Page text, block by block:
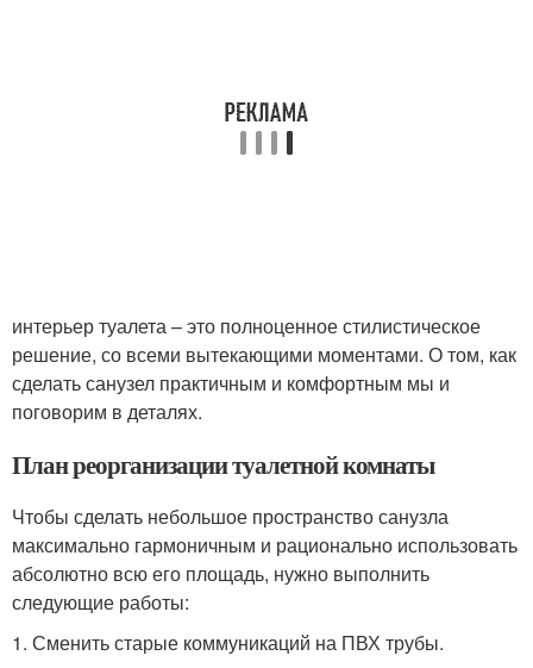
интерьер туалета – это полноценное стилистическое
решение, со всеми вытекающими моментами. О том, как
сделать санузел практичным и комфортным мы и
поговорим в деталях.
План реорганизации туалетной комнаты
Чтобы сделать небольшое пространство санузла
максимально гармоничным и рационально использовать
абсолютно всю его площадь, нужно выполнить
следующие работы:
1. Сменить старые коммуникаций на ПВХ трубы.